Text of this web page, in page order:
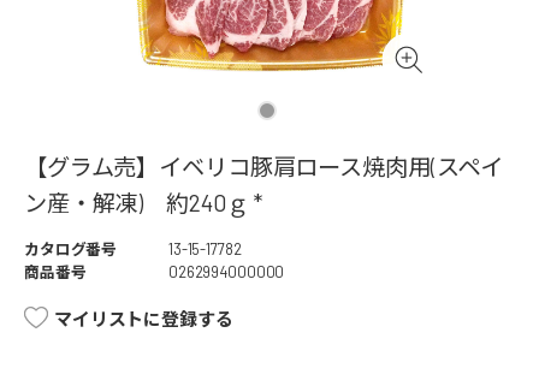
【グラム売】イベリコ豚肩ロース焼肉用(スペイ
ン産・解凍) 約240ｇ *
カタログ番号
13-15-17782
商品番号
0262994000000
マイリストに登録する